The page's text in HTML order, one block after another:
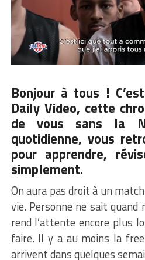
Bonjour à tous !
Daily Video, cette
de vous sans la
quotidienne, vous
pour apprendre,
simplement.
On aura pas droit à un
vie. Personne ne sait quand
rend l’attente encore plus
faire. Il y a au moins la
arrivent dans quelques